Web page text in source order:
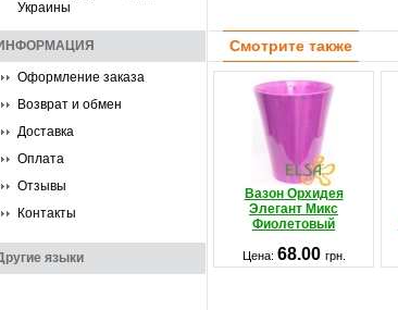
Украины
Оформление заказа
Возврат и обмен
Доставка
Оплата
Отзывы
Контакты
языки
Смотрите также
Вазон Орхидея
Элегант Микс
Фиолетовый
Цена: 68.00 грн.